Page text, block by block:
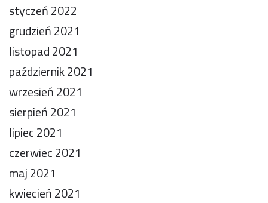
styczeń 2022
grudzień 2021
listopad 2021
październik 2021
wrzesień 2021
sierpień 2021
lipiec 2021
czerwiec 2021
maj 2021
kwiecień 2021